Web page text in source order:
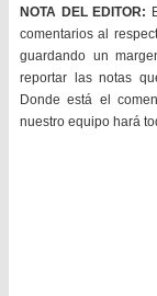
NOTA DEL EDITOR:
comentarios al
guardando un
reportar las notas
Donde está el
nuestro equipo hará